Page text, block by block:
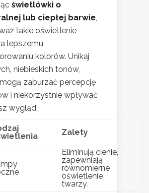
świetlówki o
lub ciepłej barwie,
takie oświetlenie
lepszemu
kolorów. Unikaj
niebieskich tonów,
zaburzać percepcję
i niekorzystnie wpływać
wygląd.
Zalety
Eliminują cienie,
zapewniają
równomierne
oświetlenie
twarzy.